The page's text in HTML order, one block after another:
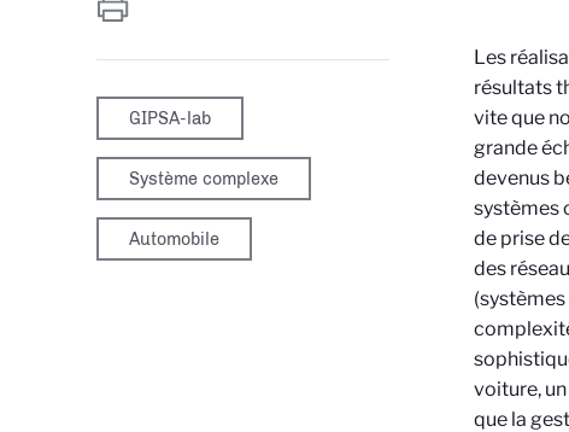
GIPSA-lab
Système complexe
Automobile
Les
résultats
vite que
grande
devenus
systèmes
de prise
des
voiture,
que la